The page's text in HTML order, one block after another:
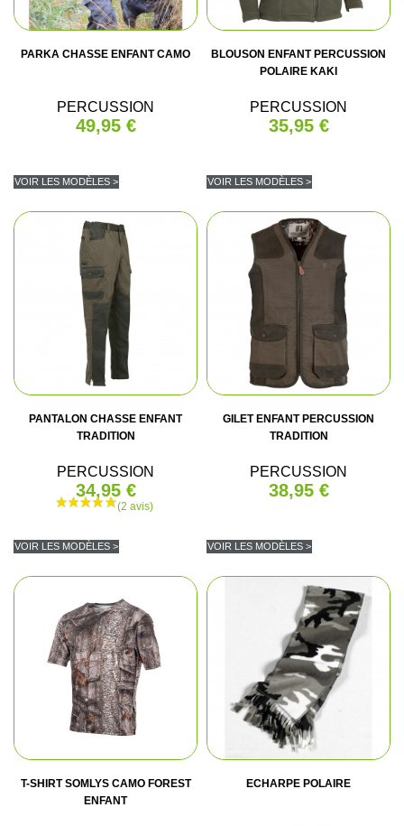
PARKA CHASSE ENFANT CAMO
PERCUSSION
49,95 €
VOIR LES MODÈLES >
BLOUSON ENFANT PERCUSSION
POLAIRE KAKI
PERCUSSION
35,95 €
VOIR LES MODÈLES >
PANTALON CHASSE ENFANT
TRADITION
PERCUSSION
34,95 €
VOIR LES MODÈLES >
GILET ENFANT PERCUSSION
TRADITION
PERCUSSION
38,95 €
VOIR LES MODÈLES >
T-SHIRT SOMLYS CAMO FOREST
ENFANT
ECHARPE POLAIRE